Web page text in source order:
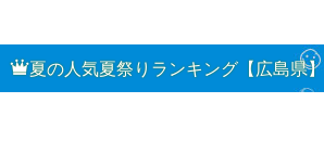
夏の人気夏祭りランキング【広島県】